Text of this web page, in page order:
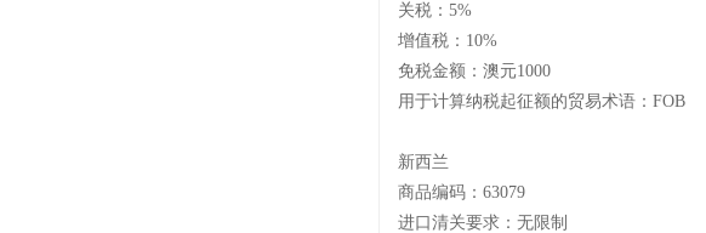
关税： 5%
增值税： 10%
免税金额：澳元1000
用于计算纳税起征额的贸易术语： FOB
新西兰
商品编码： 63079
进口清关要求：无限制